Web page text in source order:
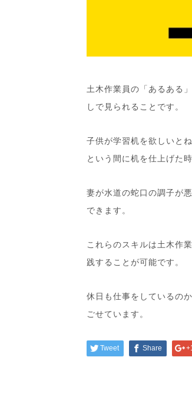
土木作業員の「あるある
しで見られることです。
子供が学習机を欲しいと
という間に机を仕上げた
妻が水道の蛇口の調子が
できます。
これらのスキルは土木作
践することが可能です。
休日も仕事をしているの
ごせています。
Tweet Share +1